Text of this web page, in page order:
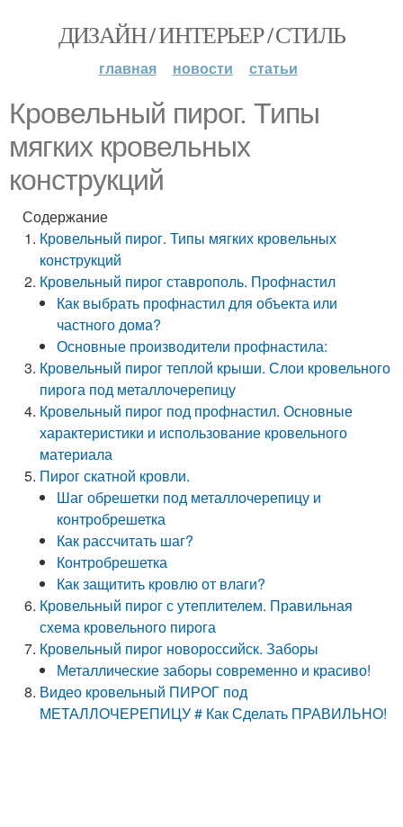
ДИЗАЙН / ИНТЕРЬЕР / СТИЛЬ
главная новости статьи
Кровельный пирог. Типы
мягких кровельных
конструкций
Содержание
Кровельный пирог. Типы мягких кровельных
конструкций
Кровельный пирог ставрополь. Профнастил
Как выбрать профнастил для объекта или
частного дома?
Основные производители профнастила:
Кровельный пирог теплой крыши. Слои кровельного
пирога под металлочерепицу
Кровельный пирог под профнастил. Основные
характеристики и использование кровельного
материала
Пирог скатной кровли.
Шаг обрешетки под металлочерепицу и
контробрешетка
Как рассчитать шаг?
Контробрешетка
Как защитить кровлю от влаги?
Кровельный пирог с утеплителем. Правильная
схема кровельного пирога
Кровельный пирог новороссийск. Заборы
Металлические заборы современно и красиво!
Видео кровельный ПИРОГ под
МЕТАЛЛОЧЕРЕПИЦУ # Как Сделать ПРАВИЛЬНО!